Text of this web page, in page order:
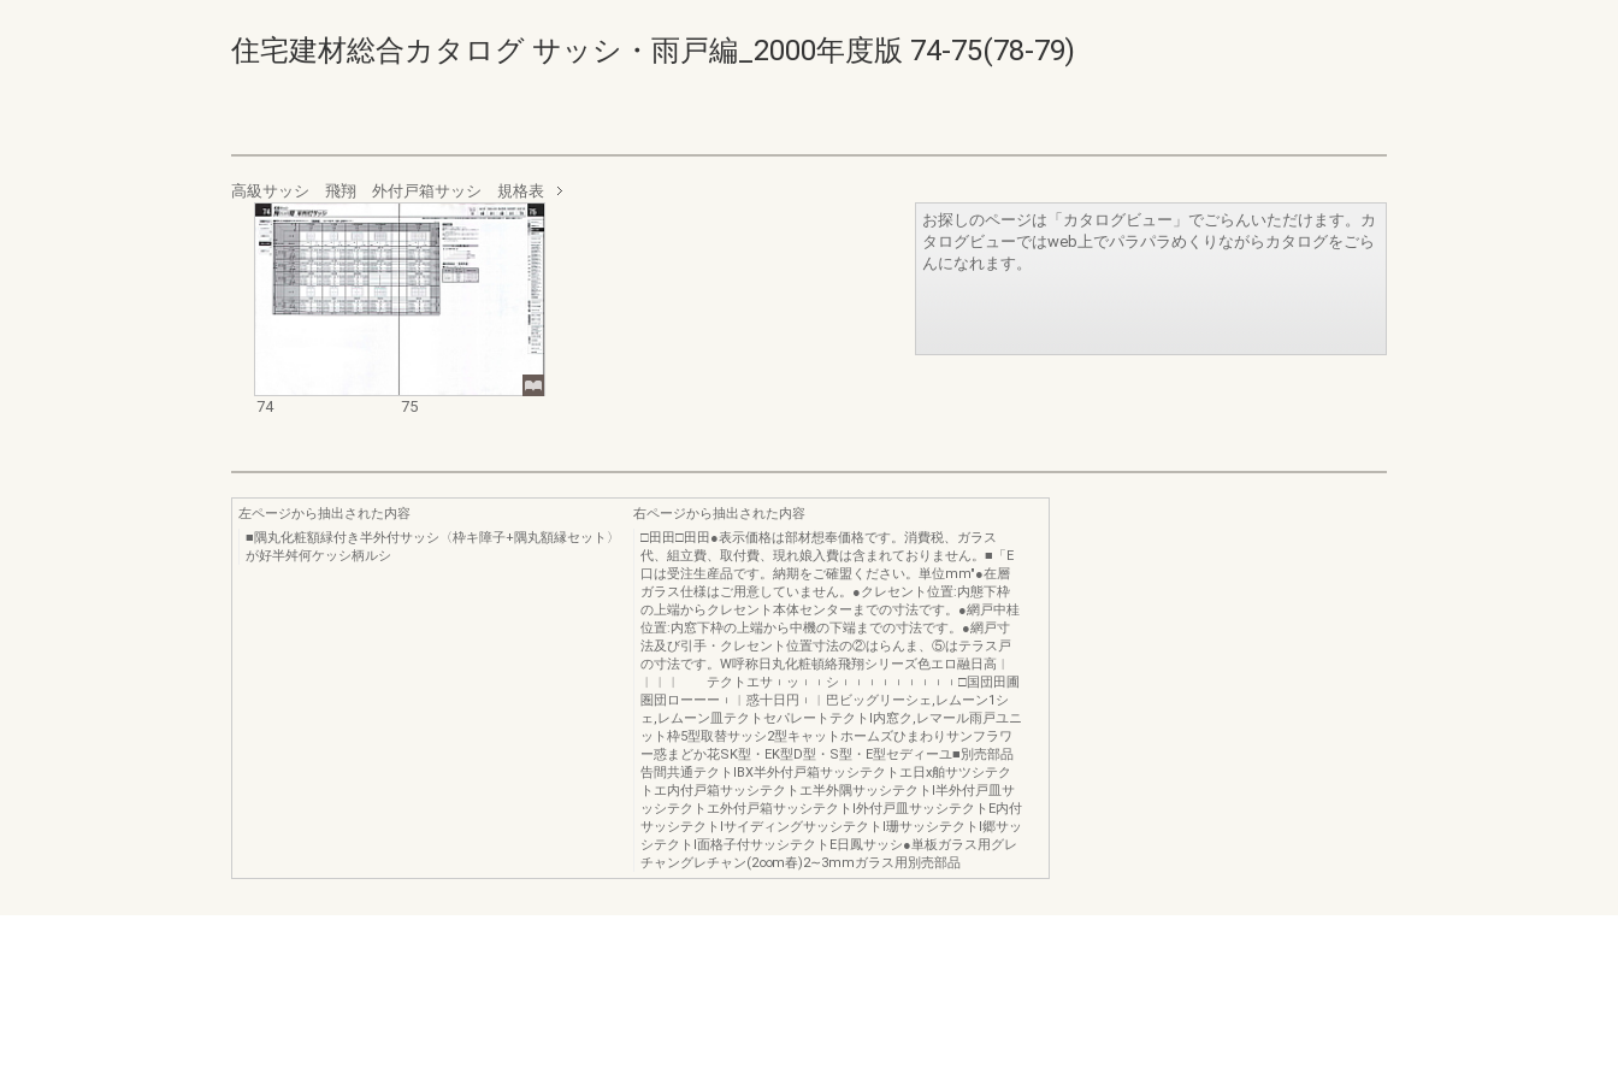
住宅建材総合カタログ サッシ・雨戸編_2000年度版 74-75(78-79)
高級サッシ 飛翔 外付戸箱サッシ 規格表
74 75
お探しのページは「カタログビュー」でごらんいただけます。カ
タログビューではweb上でパラパラめくりながらカタログをごら
んになれます。
左ページから抽出された内容
■隅丸化粧額緑付き半外付サッシ〈枠キ障子+隅丸額縁セット〉
が好半舛何ケッシ柄ルシ
右ページから抽出された内容
□田田□田田●表示価格は部材想奉価格です。消費税、ガラス
代、組立費、取付費、現れ娘入費は含まれておりません。■「E
口は受注生産品です。納期をご確盟ください。単位mm"●在層
ガラス仕様はご用意していません。●クレセント位置:内態下枠
の上端からクレセント本体センターまでの寸法です。●網戸中桂
位置:内窓下枠の上端から中機の下端までの寸法です。●網戸寸
法及び引手・クレセント位置寸法の②はらんま、⑤はテラス戸
の寸法です。W呼称日丸化粧頓絡飛翔シリーズ色エロ融日高︱
︱︱︱ テクトエサ︲ッ︲︲シ︲︲︲︲︲︲︲︲︲□国団田圃
圏団ローーー︲︱惑十日円︲︱巴ビッグリーシェ,レムーン1シ
ェ,レムーン皿テクトセパレートテクトI内窓ク,レマール雨戸ユニ
ット枠5型取替サッシ2型キャットホームズひまわりサンフラワ
ー惑まどか花SK型・EK型D型・S型・E型セディーユ■別売部品
告間共通テクトIBX半外付戸箱サッシテクトエ日x舶サツシテク
トエ内付戸箱サッシテクトエ半外隅サッシテクトI半外付戸皿サ
ッシテクトエ外付戸箱サッシテクトI外付戸皿サッシテクトE内付
サッシテクトIサイディングサッシテクトI珊サッシテクトI郷サッ
シテクトI面格子付サッシテクトE日鳳サッシ●単板ガラス用グレ
チャングレチャン(2∞m春)2∼3mmガラス用別売部品